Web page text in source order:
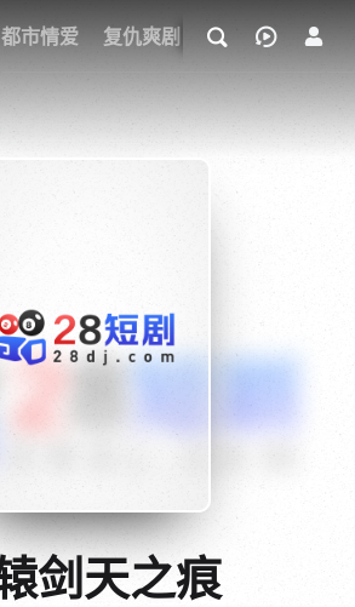
都市情爱 复仇爽剧 玄幻武侠 奇幻
记录
剑天之痕